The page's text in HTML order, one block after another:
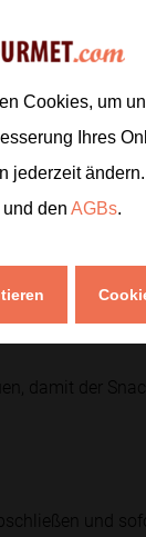
magst, noch
marinierten
damit der
und
Cookies, um
Ihres
jederzeit
und den AGBs.